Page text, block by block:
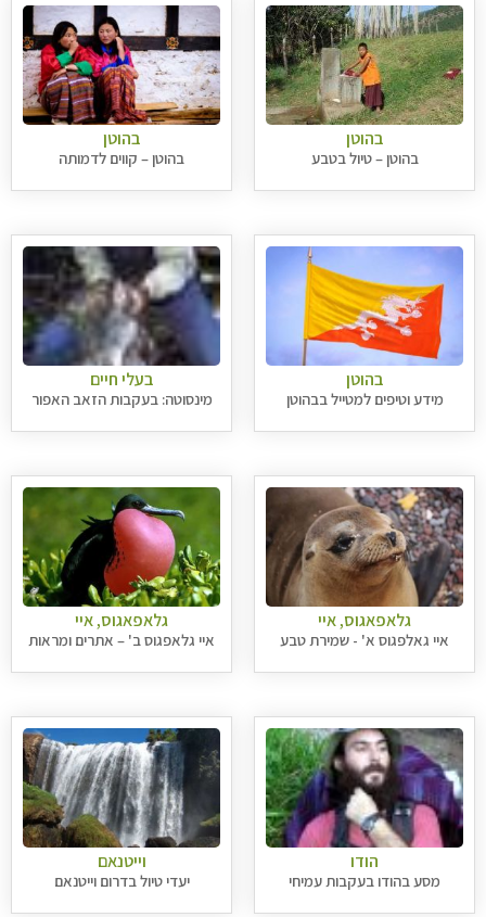
בהוטן
בהוטן – טיול בטבע
בהוטן
בהוטן – קווים לדמותה
בהוטן
מידע וטיפים למטייל בבהוטן
בעלי חיים
מינסוטה: בעקבות הזאב האפור
גלאפאגוס, איי
איי גאלפגוס א' - שמירת טבע
גלאפאגוס, איי
איי גלאפגוס ב' – אתרים ומראות
הודו
מסע בהודו בעקבות עמיחי
וייטנאם
יעדי טיול בדרום וייטנאם